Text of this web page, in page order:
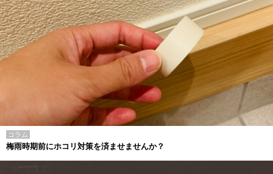
コラム
梅雨時期前にホコリ対策を済ませませんか？